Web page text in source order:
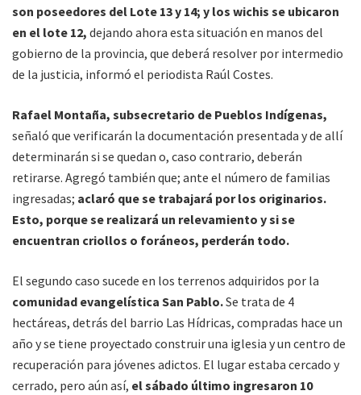
son poseedores del Lote 13 y 14; y los wichis se ubicaron
en el lote 12, dejando ahora esta situación en manos del
gobierno de la provincia, que deberá resolver por intermedio
de la justicia, informó el periodista Raúl Costes.
Rafael Montaña, subsecretario de Pueblos Indígenas,
señaló que verificarán la documentación presentada y de allí
determinarán si se quedan o, caso contrario, deberán
retirarse. Agregó también que; ante el número de familias
ingresadas; aclaró que se trabajará por los originarios.
Esto, porque se realizará un relevamiento y si se
encuentran criollos o foráneos, perderán todo.
El segundo caso sucede en los terrenos adquiridos por la
comunidad evangelística San Pablo.Se trata de 4
hectáreas, detrás del barrio Las Hídricas, compradas hace un
año y se tiene proyectado construir una iglesia y un centro de
recuperación para jóvenes adictos. El lugar estaba cercado y
cerrado, pero aún así, el sábado último ingresaron 10